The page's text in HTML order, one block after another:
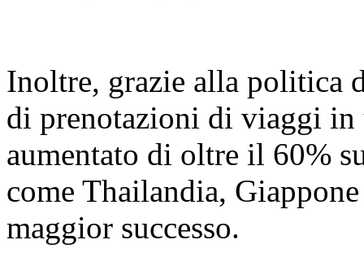
Inoltre, grazie alla politica
di prenotazioni di viaggi in
aumentato di oltre il 60%
come Thailandia,
maggior successo.